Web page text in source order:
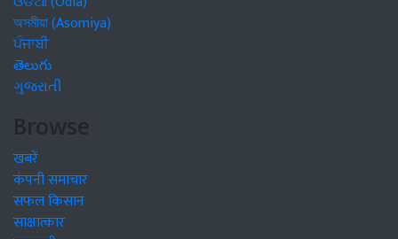
অসমীয়া (Asomiya)
ਪੰਜਾਬੀ
తెలుగు
ગુજરાતી
Browse
खबरें
कंपनी समाचार
सफल किसान
साक्षात्कार